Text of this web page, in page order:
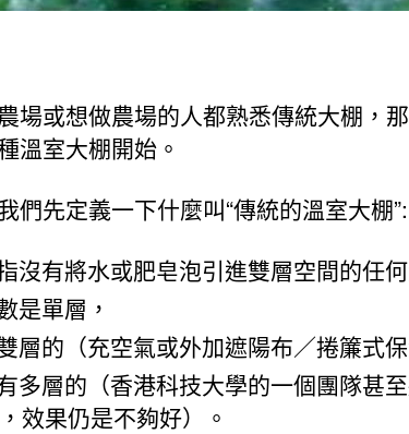
場或想做農場的人都熟悉傳統大棚，
溫室大棚開始。
們先定義一下什麼叫“傳統的溫室大棚”:
沒有將水或肥皂泡引進雙層空間的任何
是單層，
層的（充空氣或外加遮陽布／捲簾式
多層的（香港科技大學的一個團隊甚
效果仍是不夠好）。